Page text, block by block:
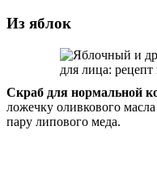
Из яблок
Скраб для нормальной
ложечку оливкового
пару липового меда.